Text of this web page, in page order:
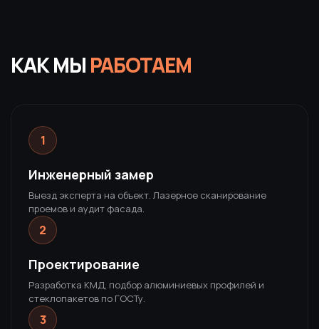
КАК МЫ РАБОТАЕМ
1
Инженерный замер
Выезд эксперта на объект. Лазерное сканирование
проемов и аудит фасада.
2
Проектирование
Разработка КМД, подбор алюминиевых профилей и
стеклопакетов по ГОСТу.
3